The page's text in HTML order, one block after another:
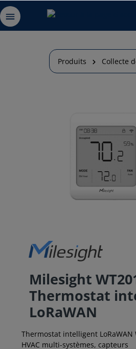
Produits Collecte
Milesight
Thermostat
LoRaWAN
Thermostat intelligent LoRaWAN
HVAC multi-systèmes, capteurs